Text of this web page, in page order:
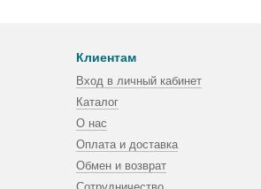
Клиентам
Вход в личный кабинет
Каталог
О нас
Оплата и доставка
Обмен и возврат